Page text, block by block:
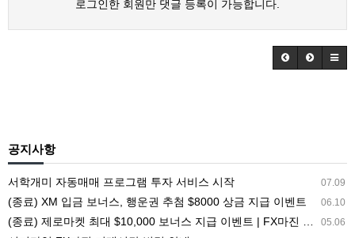
로그인한 회원만 댓글 등록이 가능합니다.
공지사항
07.09
서학개미 자동매매 프로그램 투자 서비스 시작
06.10
(종료) XM 입금 보너스, 행운권 추첨 $8000 상금 지급 이벤트
05.06
(종료) 제로마켓 최대 $10,000 보너스 지급 이벤트 | FX마진 해외거래소 ZEROMARKETS